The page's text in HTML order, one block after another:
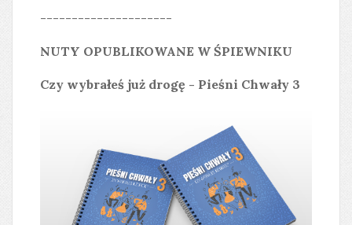
---------------------
NUTY OPUBLIKOWANE W ŚPIEWNIKU
Czy wybrałeś już drogę - Pieśni Chwały 3